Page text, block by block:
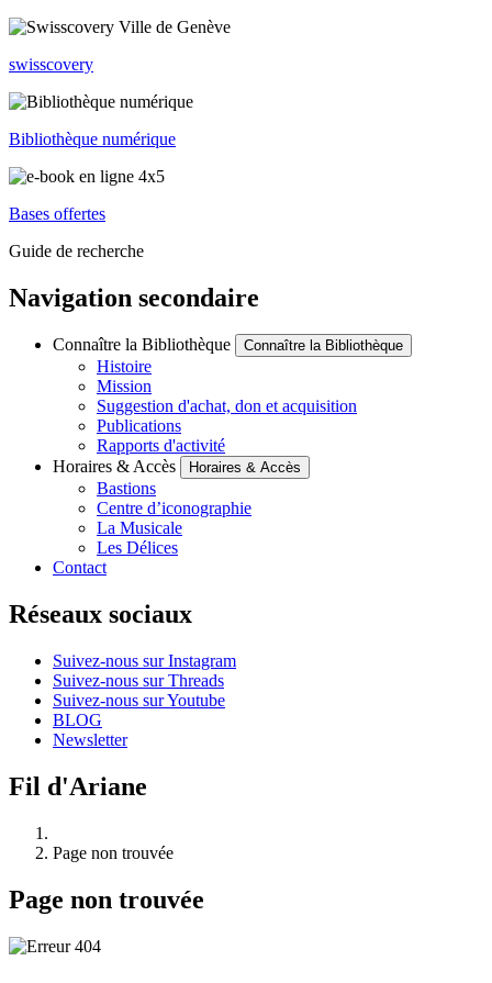
swisscovery
Bibliothèque numérique
Bases offertes
Guide de recherche
Navigation secondaire
Connaître la Bibliothèque Connaître la Bibliothèque
Histoire
Mission
Suggestion d'achat, don et acquisition
Publications
Rapports d'activité
Horaires & Accès
Horaires & Accès
Bastions
Centre d’iconographie
La Musicale
Les Délices
Contact
Réseaux sociaux
Suivez-nous sur Instagram
Suivez-nous sur Threads
Suivez-nous sur Youtube
BLOG
Newsletter
Fil d'Ariane
Page non trouvée
Page non trouvée